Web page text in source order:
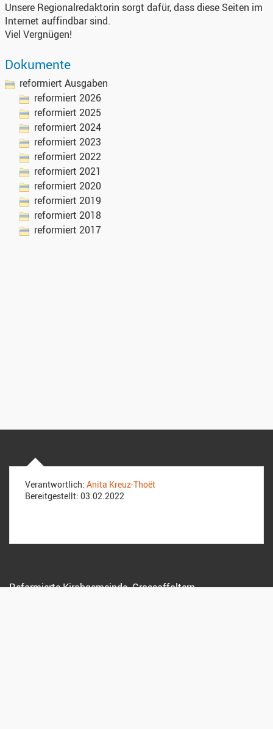
Unsere Regionalredaktorin sorgt dafür, dass diese Seiten im
Internet auffindbar sind.
Viel Vergnügen!
Dokumente
reformiert Ausgaben
reformiert 2026
reformiert 2025
reformiert 2024
reformiert 2023
reformiert 2022
reformiert 2021
reformiert 2020
reformiert 2019
reformiert 2018
reformiert 2017
Reformierte Kirchgemeinde Grossaffoltern
Verantwortlich: Anita Kreuz-Thoët
Bereitgestellt: 03.02.2022